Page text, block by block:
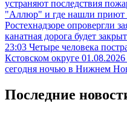
устраняют последствия
"Аллюр" и где нашли приют
Ростехнадзоре опровергли
канатная дорога будет
23:03 Четыре человека
Кстовском округе
сегодня ночью в Нижнем
Последние